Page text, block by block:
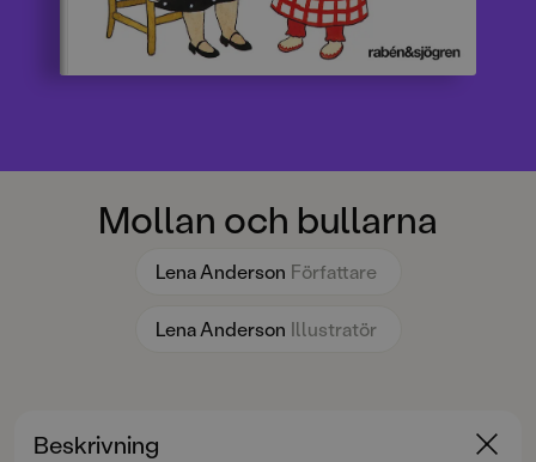
Mollan och bullarna
Lena Anderson Författare
Lena Anderson Illustratör
Beskrivning